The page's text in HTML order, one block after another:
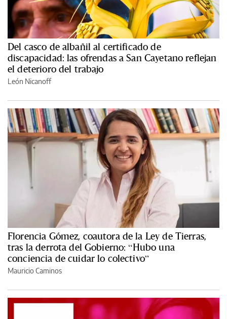
Del casco de albañil al certificado de
discapacidad: las ofrendas a San Cayetano reflejan
el deterioro del trabajo
León Nicanoff
Florencia Gómez, coautora de la Ley de Tierras,
tras la derrota del Gobierno: “Hubo una
conciencia de cuidar lo colectivo”
Mauricio Caminos